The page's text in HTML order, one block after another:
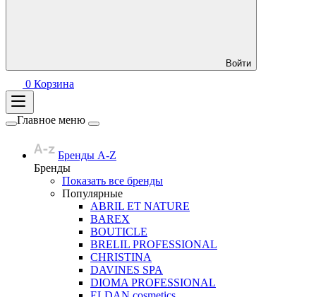
Войти
0 Корзина
Главное меню
Бренды A-Z
Бренды
Показать все бренды
Популярные
ABRIL ET NATURE
BAREX
BOUTICLE
BRELIL PROFESSIONAL
CHRISTINA
DAVINES SPA
DIOMA PROFESSIONAL